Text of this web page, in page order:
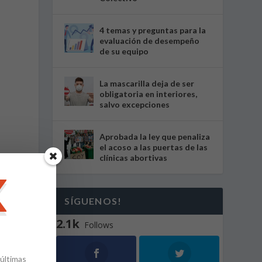
4 temas y preguntas para la
evaluación de desempeño
de su equipo
La mascarilla deja de ser
obligatoria en interiores,
salvo excepciones
Aprobada la ley que penaliza
el acoso a las puertas de las
clínicas abortivas
SÍGUENOS!
2.1k Follows